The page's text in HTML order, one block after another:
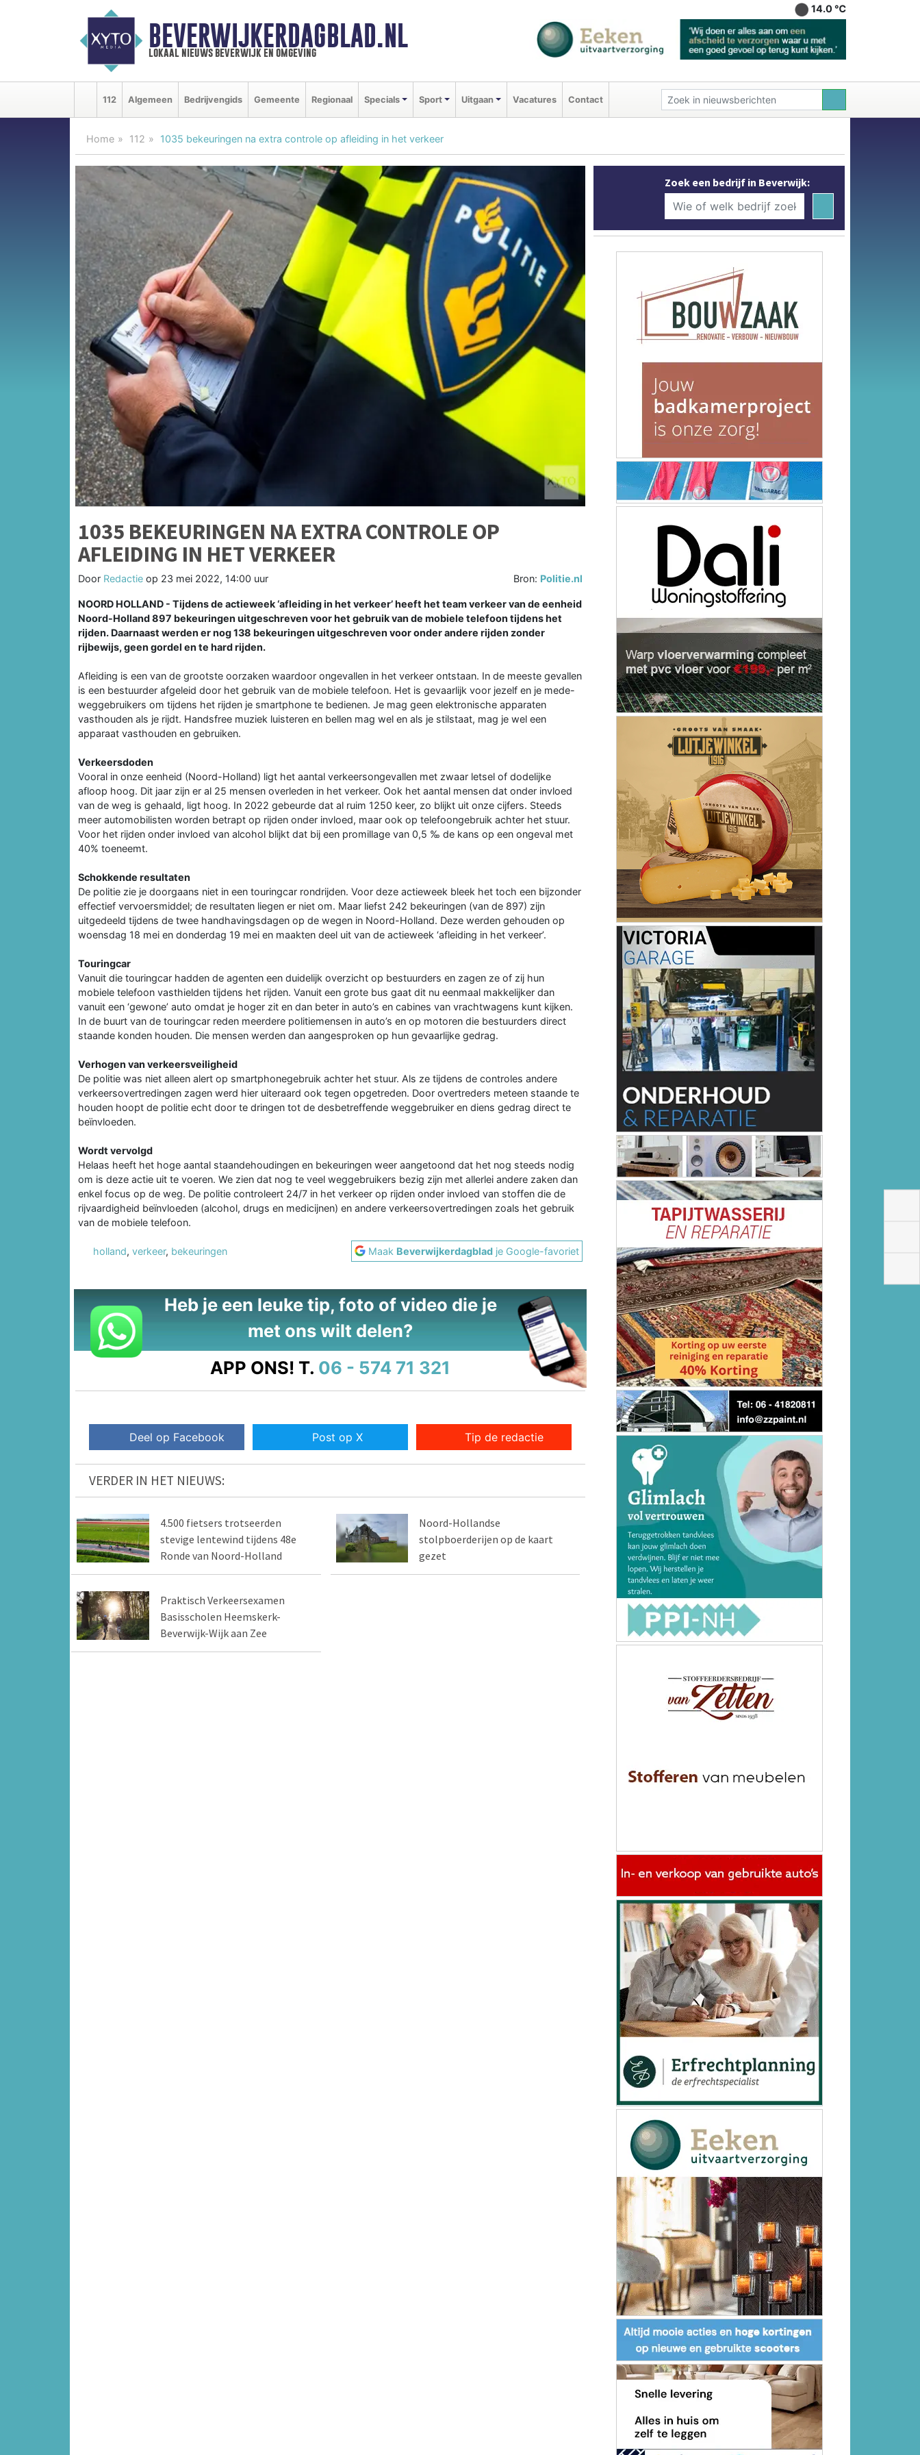
BEVERWIJKERDAGBLAD.NL
lokaal nieuws beverwijk en omgeving
14.0 ℃
112 Algemeen Bedrijvengids Gemeente Regionaal Specials Sport Uitgaan Vacatures Contact
Home 112 1035 bekeuringen na extra controle op afleiding in het verkeer
1035 BEKEURINGEN NA EXTRA CONTROLE OP
AFLEIDING IN HET VERKEER
Door Redactie op 23 mei 2022, 14:00 uur Bron: Politie.nl
NOORD HOLLAND - Tijdens de actieweek ‘afleiding in het verkeer’ heeft het team verkeer van de eenheid
Noord-Holland 897 bekeuringen uitgeschreven voor het gebruik van de mobiele telefoon tijdens het
rijden. Daarnaast werden er nog 138 bekeuringen uitgeschreven voor onder andere rijden zonder
rijbewijs, geen gordel en te hard rijden.
Afleiding is een van de grootste oorzaken waardoor ongevallen in het verkeer ontstaan. In de meeste gevallen
is een bestuurder afgeleid door het gebruik van de mobiele telefoon. Het is gevaarlijk voor jezelf en je mede-
weggebruikers om tijdens het rijden je smartphone te bedienen. Je mag geen elektronische apparaten
vasthouden als je rijdt. Handsfree muziek luisteren en bellen mag wel en als je stilstaat, mag je wel een
apparaat vasthouden en gebruiken.
Verkeersdoden
Vooral in onze eenheid (Noord-Holland) ligt het aantal verkeersongevallen met zwaar letsel of dodelijke
afloop hoog. Dit jaar zijn er al 25 mensen overleden in het verkeer. Ook het aantal mensen dat onder invloed
van de weg is gehaald, ligt hoog. In 2022 gebeurde dat al ruim 1250 keer, zo blijkt uit onze cijfers. Steeds
meer automobilisten worden betrapt op rijden onder invloed, maar ook op telefoongebruik achter het stuur.
Voor het rijden onder invloed van alcohol blijkt dat bij een promillage van 0,5 ‰ de kans op een ongeval met
40% toeneemt.
Schokkende resultaten
De politie zie je doorgaans niet in een touringcar rondrijden. Voor deze actieweek bleek het toch een bijzonder
effectief vervoersmiddel; de resultaten liegen er niet om. Maar liefst 242 bekeuringen (van de 897) zijn
uitgedeeld tijdens de twee handhavingsdagen op de wegen in Noord-Holland. Deze werden gehouden op
woensdag 18 mei en donderdag 19 mei en maakten deel uit van de actieweek ‘afleiding in het verkeer’.
Touringcar
Vanuit die touringcar hadden de agenten een duidelijk overzicht op bestuurders en zagen ze of zij hun
mobiele telefoon vasthielden tijdens het rijden. Vanuit een grote bus gaat dit nu eenmaal makkelijker dan
vanuit een ‘gewone’ auto omdat je hoger zit en dan beter in auto’s en cabines van vrachtwagens kunt kijken.
In de buurt van de touringcar reden meerdere politiemensen in auto’s en op motoren die bestuurders direct
staande konden houden. Die mensen werden dan aangesproken op hun gevaarlijke gedrag.
Verhogen van verkeersveiligheid
De politie was niet alleen alert op smartphonegebruik achter het stuur. Als ze tijdens de controles andere
verkeersovertredingen zagen werd hier uiteraard ook tegen opgetreden. Door overtreders meteen staande te
houden hoopt de politie echt door te dringen tot de desbetreffende weggebruiker en diens gedrag direct te
beïnvloeden.
Wordt vervolgd
Helaas heeft het hoge aantal staandehoudingen en bekeuringen weer aangetoond dat het nog steeds nodig
om is deze actie uit te voeren. We zien dat nog te veel weggebruikers bezig zijn met allerlei andere zaken dan
enkel focus op de weg. De politie controleert 24/7 in het verkeer op rijden onder invloed van stoffen die de
rijvaardigheid beïnvloeden (alcohol, drugs en medicijnen) en andere verkeersovertredingen zoals het gebruik
van de mobiele telefoon.
holland, verkeer, bekeuringen Maak Beverwijkerdagblad je Google-favoriet
Heb je een leuke tip, foto of video die je
met ons wilt delen?
APP ONS! T. 06 - 574 71 321
Deel op Facebook Post op X Tip de redactie
VERDER IN HET NIEUWS:
4.500 fietsers trotseerden
stevige lentewind tijdens 48e
Ronde van Noord-Holland
Noord-Hollandse
stolpboerderijen op de kaart
gezet
Praktisch Verkeersexamen
Basisscholen Heemskerk-
Beverwijk-Wijk aan Zee
Zoek een bedrijf in Beverwijk: